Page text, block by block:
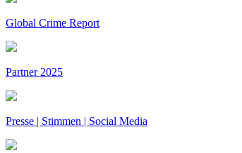
Global Crime Report
Partner 2025
Presse | Stimmen | Social Media